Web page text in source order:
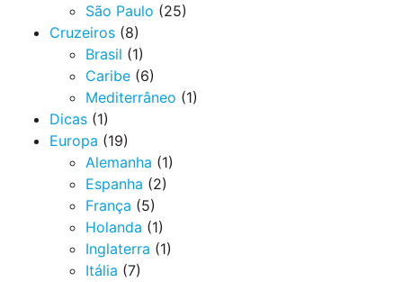
São Paulo (25)
Cruzeiros (8)
Brasil (1)
Caribe (6)
Mediterrâneo (1)
Dicas (1)
Europa (19)
Alemanha (1)
Espanha (2)
França (5)
Holanda (1)
Inglaterra (1)
Itália (7)